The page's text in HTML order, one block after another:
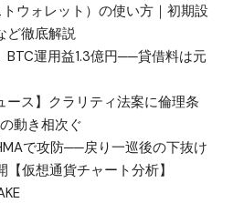
ウォレット）の使い方｜初期設
ど徹底解説
BTC運用益1.3億円──貸借料は元
ース】クラリティ法案に倫理条
動き相次ぐ
で攻防──戻り一巡後の下抜け
仮想通貨チャート分析】